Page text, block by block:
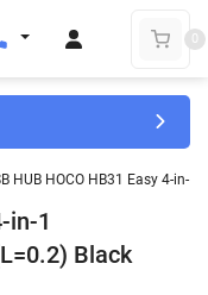
0
HUB HOCO HB31 Easy 4-in-
in-1
Black